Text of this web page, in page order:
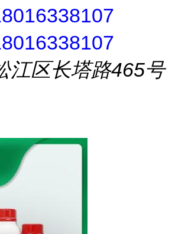
江区长塔路465号